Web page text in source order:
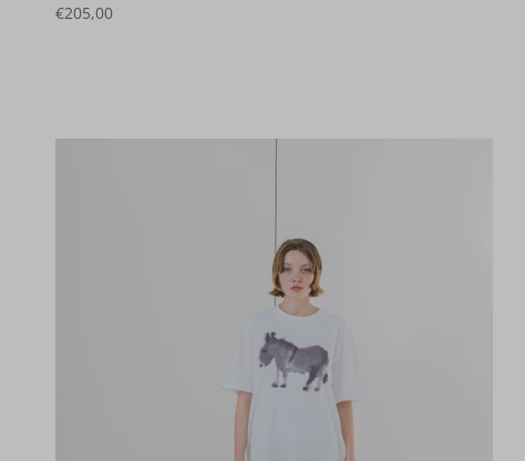
€205,00